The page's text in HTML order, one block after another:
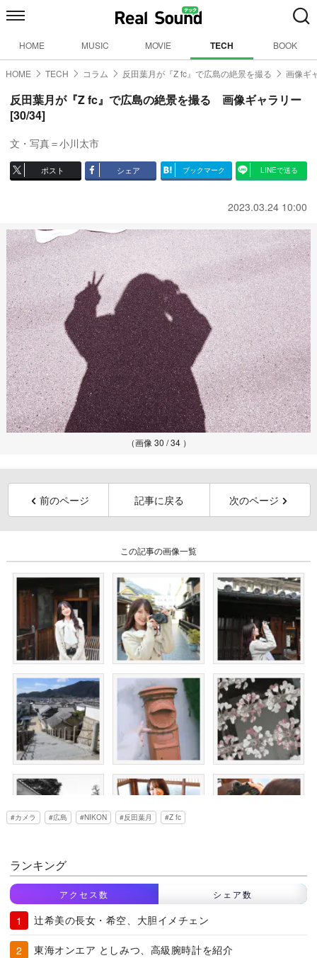
HOME MUSIC MOVIE TECH BOOK
HOME TECH コラム 反田葉月が『Z fc』で広島の絶景を撮る 画像ギ
反田葉月が『Z fc』で広島の絶景を撮る 画像ギャラリー
[30/34]
文・写真＝小川太市
ポスト シェア ブックマーク LINEで送る
2023.03.24 10:00
（画像 30 / 34 ）
前のページ 記事に戻る 次のページ
この記事の画像一覧
カメラ 広島 NIKON 反田葉月 Z fc
ランキング
アクセス数 シェア数
辻希美の長女・希空、大胆イメチェン
東海オンエア としみつ、高級腕時計を紹介